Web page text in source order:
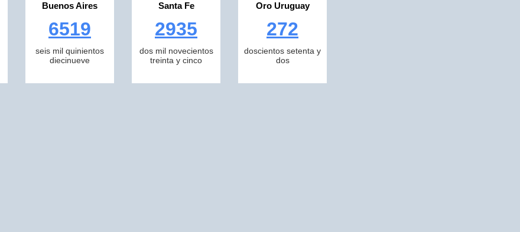
Buenos Aires
6519
seis mil quinientos
diecinueve
Santa Fe
2935
dos mil novecientos
treinta y cinco
Oro Uruguay
272
doscientos setenta y
dos